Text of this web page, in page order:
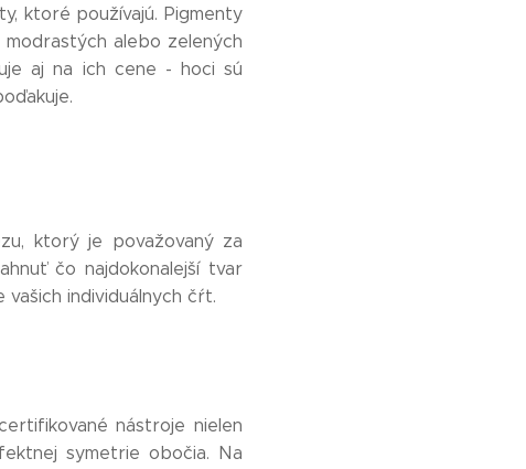
ktoré používajú. Pigmenty
modrastých alebo zelených
aj na ich cene - hoci sú
ktorý je považovaný za
čo najdokonalejší tvar
individuálnych čŕt.
nástroje nielen
symetrie obočia. Na